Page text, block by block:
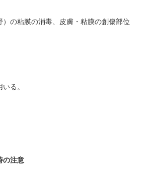
）の粘膜の消毒、皮膚・粘膜の創傷部位
る。
注意